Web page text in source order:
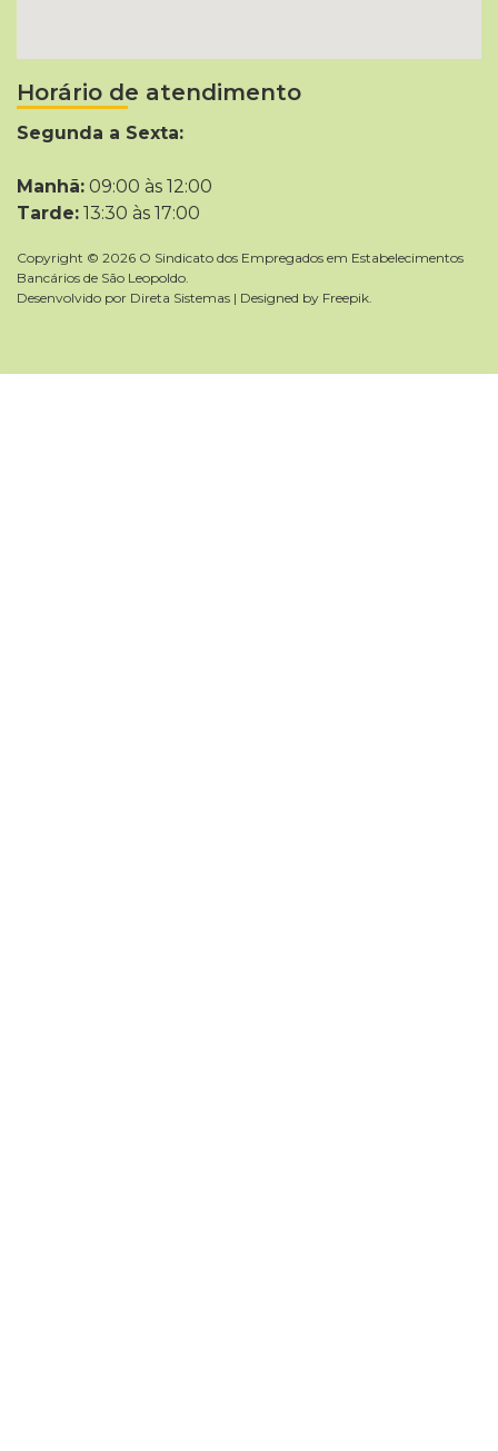
Horário de atendimento
Segunda a Sexta:
Manhã: 09:00 às 12:00
Tarde: 13:30 às 17:00
Copyright © 2026 O Sindicato dos Empregados em Estabelecimentos
Bancários de São Leopoldo.
Desenvolvido por Direta Sistemas | Designed by Freepik